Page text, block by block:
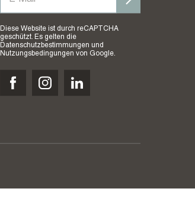
Diese Website ist durch reCAPTCHA
geschützt. Es gelten die
Datenschutzbestimmungen und
Nutzungsbedingungen von Google.